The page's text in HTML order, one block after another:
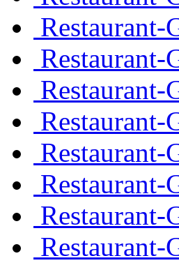
Restaurant-
Restaurant-
Restaurant-
Restaurant-
Restaurant-
Restaurant-